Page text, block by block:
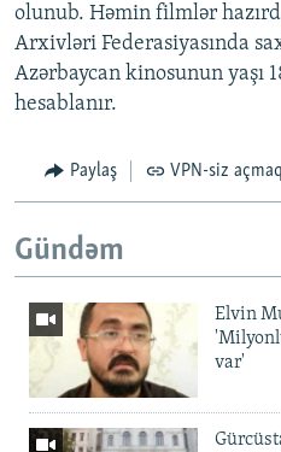
olunub. Həmin filmlər
Arxivləri Federasiyasında
Azərbaycan kinosunun yaşı
hesablanır.
Paylaş VPN-siz açmaq
Gündəm
Elvin
var'